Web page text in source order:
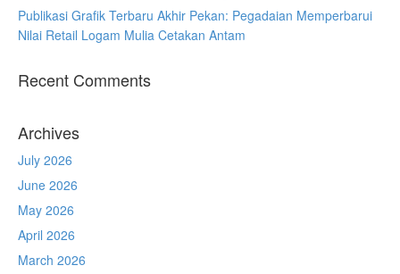
Publikasi Grafik Terbaru Akhir Pekan: Pegadaian Memperbarui
Nilai Retail Logam Mulia Cetakan Antam
Recent Comments
Archives
July 2026
June 2026
May 2026
April 2026
March 2026